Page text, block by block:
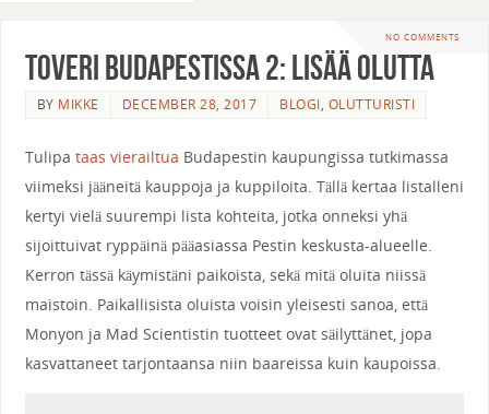
NO COMMENTS
Toveri Budapestissa 2: Lisää Olutta
BY MIKKE DECEMBER 28, 2017 BLOGI, OLUTTURISTI
Tulipa taas vierailtua Budapestin kaupungissa tutkimassa
viimeksi jääneitä kauppoja ja kuppiloita. Tällä kertaa listalleni
kertyi vielä suurempi lista kohteita, jotka onneksi yhä
sijoittuivat ryppäinä pääasiassa Pestin keskusta-alueelle.
Kerron tässä käymistäni paikoista, sekä mitä oluita niissä
maistoin. Paikallisista oluista voisin yleisesti sanoa, että
Monyon ja Mad Scientistin tuotteet ovat säilyttänet, jopa
kasvattaneet tarjontaansa niin baareissa kuin kaupoissa.